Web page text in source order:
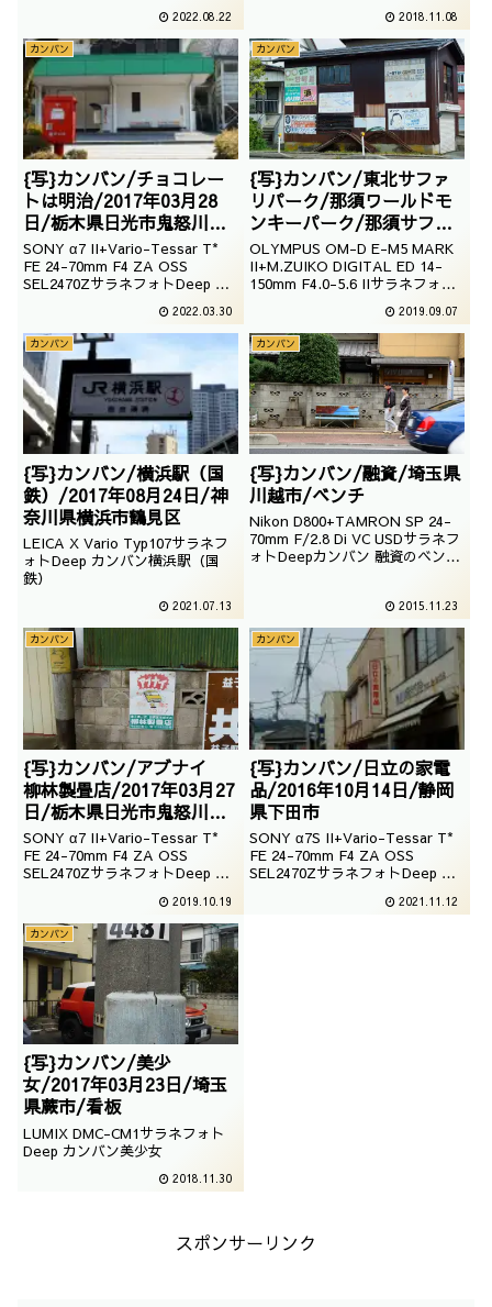
2022.08.22 2018.11.08
カンバン
{写}カンバン/チョコレー
トは明治/2017年03月28
日/栃木県日光市鬼怒川温
泉
SONY α7 II+Vario-Tessar T*
FE 24-70mm F4 ZA OSS
SEL2470ZサラネフォトDeep カ
2022.03.30
カンバン
{写}カンバン/東北サファ
リパーク/那須ワールドモ
ンキーパーク/那須サファ
リパーク/2016年09月08
日/新潟県魚沼市/看板
OLYMPUS OM-D E-M5 MARK
II+M.ZUIKO DIGITAL ED 14-
150mm F4.0-5.6 IIサラネフォト
ク那須ワールドモンキーパーク那
須サファリパーク
2019.09.07
カンバン
{写}カンバン/横浜駅（国
鉄）/2017年08月24日/神
奈川県横浜市鶴見区
LEICA X Vario Typ107サラネフ
ォトDeep カンバン横浜駅（国
鉄）
2021.07.13
カンバン
{写}カンバン/融資/埼玉県
川越市/ベンチ
Nikon D800+TAMRON SP 24-
70mm F/2.8 Di VC USDサラネフ
ォトDeepカンバン 融資のベンチ
2015.11.23
カンバン
{写}カンバン/アブナイ
柳林製畳店/2017年03月27
日/栃木県日光市鬼怒川温
泉大原/看板
SONY α7 II+Vario-Tessar T*
FE 24-70mm F4 ZA OSS
SEL2470ZサラネフォトDeep カ
2019.10.19
カンバン
{写}カンバン/日立の家電
品/2016年10月14日/静岡
県下田市
SONY α7S II+Vario-Tessar T*
FE 24-70mm F4 ZA OSS
SEL2470ZサラネフォトDeep カ
2021.11.12
カンバン
{写}カンバン/美少
女/2017年03月23日/埼玉
県蕨市/看板
LUMIX DMC-CM1サラネフォト
Deep カンバン美少女
2018.11.30
スポンサーリンク